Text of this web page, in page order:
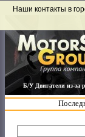
Б/У Двигатели из-за
Наши контакты в